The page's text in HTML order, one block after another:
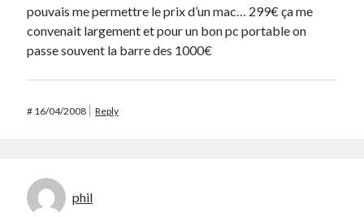
pouvais me permettre le prix d’un mac… 299€ ça me
convenait largement et pour un bon pc portable on
passe souvent la barre des 1000€
# 16/04/2008 Reply
phil